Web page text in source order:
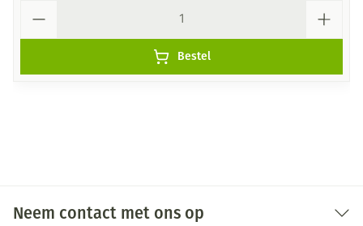
Bestel
Neem contact met ons op